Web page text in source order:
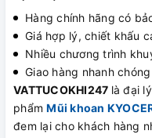
Hàng chính hãng có
Giá hợp lý, chiết khấu
Nhiều chương trình
Giao hàng nhanh
VATTUCOKHI247 là đại
phẩmMũi khoan
đem lại cho khách hàng